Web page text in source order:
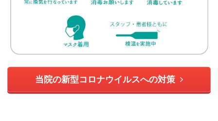
当院の新型コロナウイルスへの対策